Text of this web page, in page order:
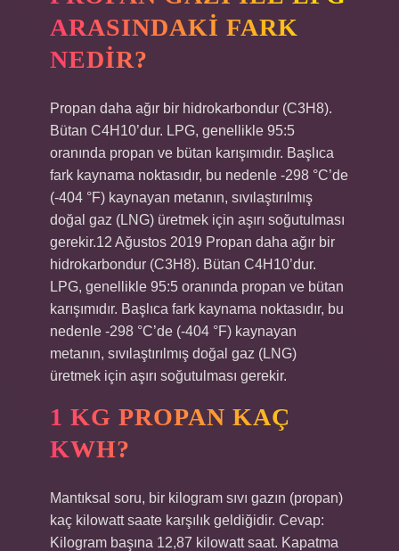
ARASINDAKI FARK
NEDIR?
Propan daha ağır bir hidrokarbondur (C3H8).
Bütan C4H10’dur. LPG, genellikle 95:5
oranında propan ve bütan karışımıdır. Başlıca
fark kaynama noktasıdır, bu nedenle -298 °C’de
(-404 °F) kaynayan metanın, sıvılaştırılmış
doğal gaz (LNG) üretmek için aşırı soğutulması
gerekir.12 Ağustos 2019 Propan daha ağır bir
hidrokarbondur (C3H8). Bütan C4H10’dur.
LPG, genellikle 95:5 oranında propan ve bütan
karışımıdır. Başlıca fark kaynama noktasıdır, bu
nedenle -298 °C’de (-404 °F) kaynayan
metanın, sıvılaştırılmış doğal gaz (LNG)
üretmek için aşırı soğutulması gerekir.
1 KG PROPAN KAÇ
KWH?
Mantıksal soru, bir kilogram sıvı gazın (propan)
kaç kilowatt saate karşılık geldiğidir. Cevap:
Kilogram başına 12,87 kilowatt saat. Kapatma